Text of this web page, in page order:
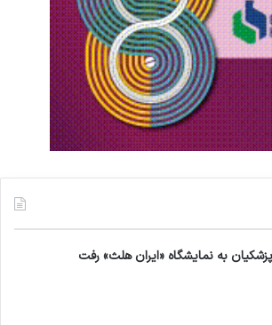
پزشکیان به نمایشگاه «ایران هلث» رفت